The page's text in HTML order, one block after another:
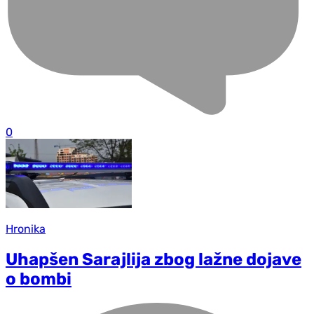
0
Hronika
Uhapšen Sarajlija zbog lažne dojave
o bombi